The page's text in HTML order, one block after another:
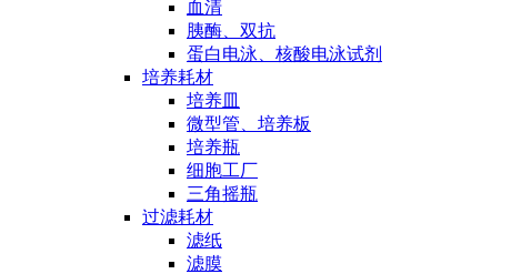
血清
胰酶、双抗
蛋白电泳、核酸电泳试剂
培养耗材
培养皿
微型管、培养板
培养瓶
细胞工厂
三角摇瓶
过滤耗材
滤纸
滤膜